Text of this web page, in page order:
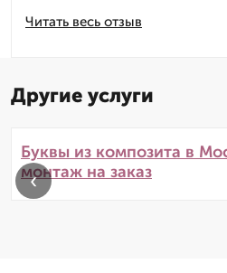
Читать весь отзыв
Другие услуги
Буквы из композита в
монтаж на заказ
‹